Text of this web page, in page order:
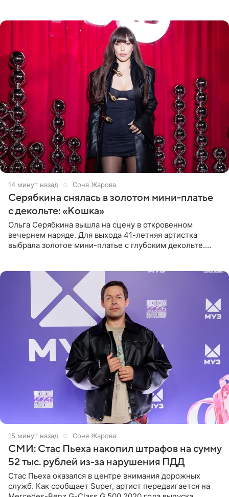
15 минут назад Соня Жарова
Серябкина снялась в золотом мини-платье
с декольте: «Кошка»
Ольга Серябкина вышла на сцену в откровенном
вечернем наряде. Для выхода 41-летняя артистка
выбрала золотое мини-платье с глубоким декольте.
16 минут назад Соня Жарова
СМИ: Стас Пьеха накопил штрафов на сумму
52 тыс. рублей из-за нарушения ПДД
Стас Пьеха оказался в центре внимания дорожных
служб. Как сообщает Super, артист передвигается на